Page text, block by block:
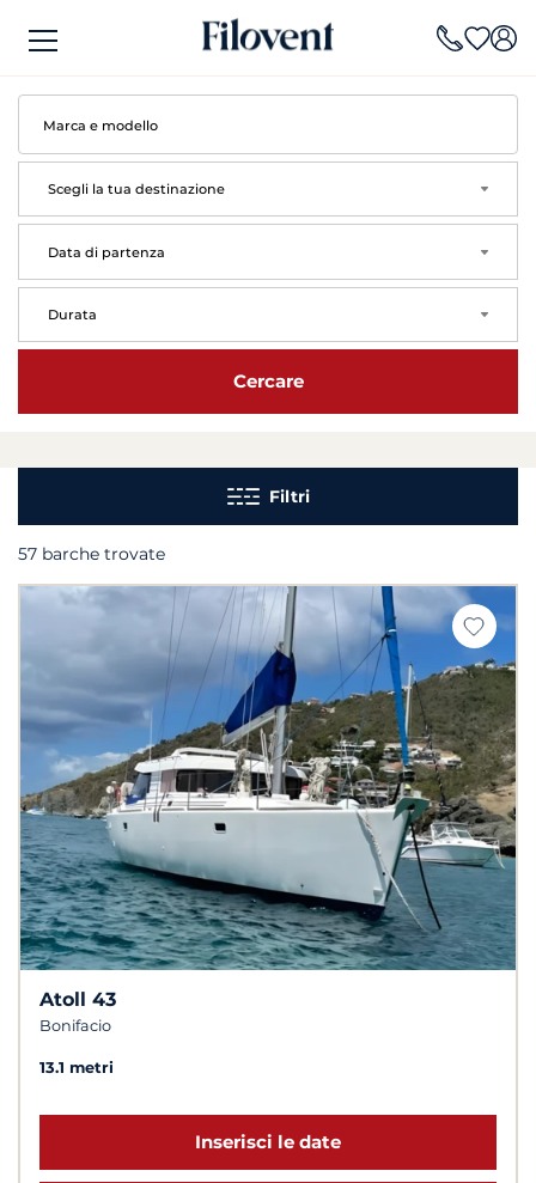
Scegli la tua destinazione
Data di partenza
Durata
Cercare
Filtri
57 barche trovate
Atoll 43
Bonifacio
13.1 metri
Inserisci le date